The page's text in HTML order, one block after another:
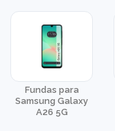
Fundas para
Samsung Galaxy
A26 5G